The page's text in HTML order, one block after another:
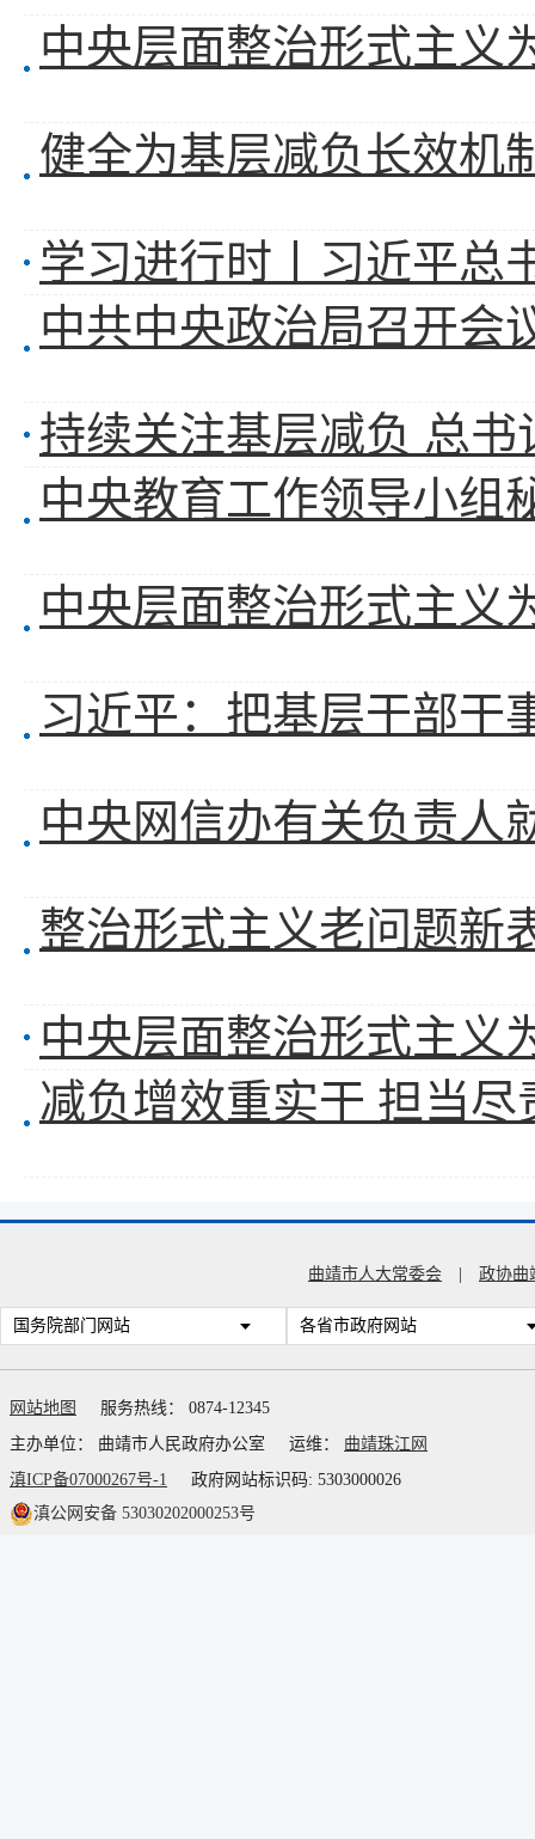
学习进行时丨习近平总
持续关注基层减负 总
习近平：把基层干部干
中央层面整治形式主义
曲靖市人大常委会 政协曲
国务院部门网站 各省市政府网站
网站地图
服务热线： 0874-12345
主办单位： 曲靖市人民政府办公室
运维： 曲靖珠江网
滇ICP备07000267号-1
政府网站标识码: 5303000026
滇公网安备 53030202000253号